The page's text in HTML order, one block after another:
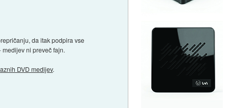
da itak podpira vse
ni preveč fajn.
DVD medijev.